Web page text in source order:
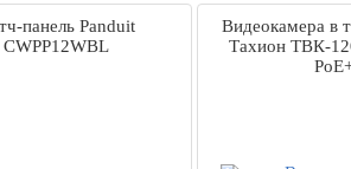
панель Panduit
CWPP12WBL
Видеокамера в
Тахион ТВК-